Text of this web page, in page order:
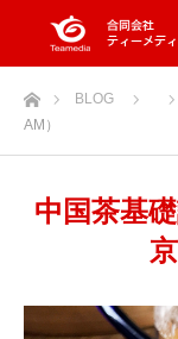
ホームBLOG
AM）
中国茶基